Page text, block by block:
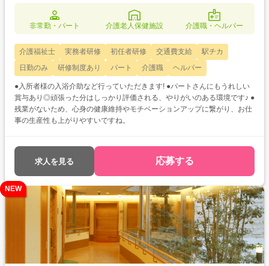
非常勤・パート 介護老人保健施設 介護職・ヘルパー
介護福祉士 実務者研修 初任者研修 交通費支給
駅チカ
日勤のみ
研修制度あり パート 介護職 ヘルパー
●入所者様の入浴介助など行っていただきます! ●パートさんにもうれしい
賞与あり◎頑張った分はしっかり評価される、やりがいのある環境です♪ ●
残業がないため、心身の健康維持やモチベーションアップに繋がり、お仕
事の生産性も上がりやすいですね。
求人を見る 応募する
NEW